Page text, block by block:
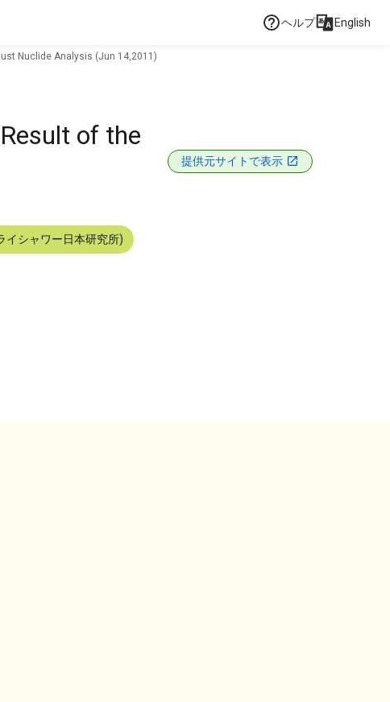
ヘルプ English
Nuclide Analysis (Jun 14,2011)
of the
提供元サイトで表示
イシャワー日本研究所)